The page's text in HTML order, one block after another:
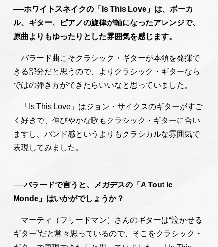
──ホワイトスネイクの「Is This Love」は、ボーカ
ル、ギター、ピアノの旋律が軸になったアレンジで、
原曲よりもゆったりとした雰囲気を感じます。
バラード曲こそクラシック・ギターが本領を発揮で
きる部分だと思うので、よりクラシック・ギターなら
ではの弾き方ができたらいいなと思っていました。
「Is This Love」はジョン・サイクスのギターがすご
く好きで、伸びやかな歌もクラシック・ギターに合い
ますし、バンド感というよりもクラシカルな雰囲気で
表現してみました。
──バラードで言うと、メガデスの「A Tout le
Monde」はいかがでしょうか？
マーティ（フリードマン）さんのギターは“泣かせる
ギター”だと常々思っているので、そこをクラシック・